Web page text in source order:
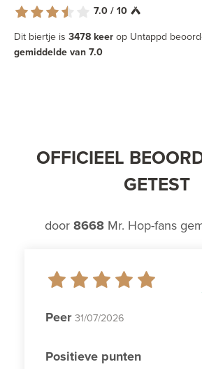
7.0 / 10
Dit biertje is 3478 keer op Untappd
gemiddelde van 7.0
OFFICIEEL
GETEST
door 8668 Mr. Hop-fans
Peer 31/07/2026
Positieve punten